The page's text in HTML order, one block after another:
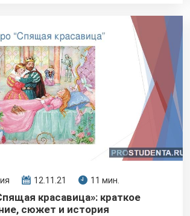
12.11.21 11 мин.
красавица»: краткое
сюжет и история